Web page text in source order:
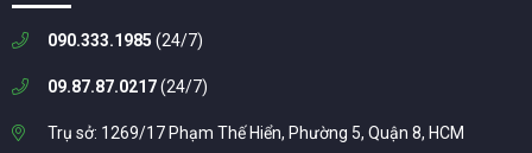
090.333.1985 (24/7)
09.87.87.0217(24/7)
Trụ sở: 1269/17 Phạm Thế Hiển, Phường 5, Quận 8, HCM